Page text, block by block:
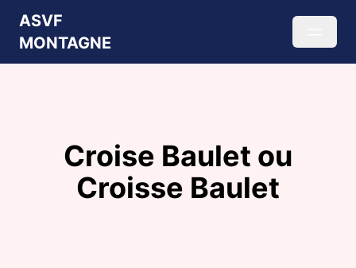
ASVF
MONTAGNE
Croise Baulet ou
Croisse Baulet